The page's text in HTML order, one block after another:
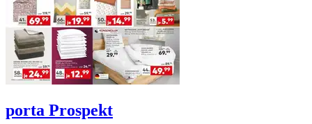
porta Prospekt